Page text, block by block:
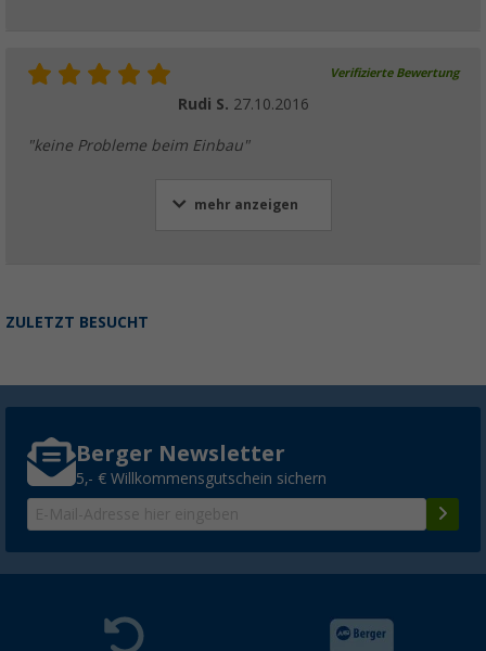
Verifizierte Bewertung
Rudi S. 27.10.2016
"keine Probleme beim Einbau"
mehr anzeigen
ZULETZT BESUCHT
Berger Newsletter
5,- € Willkommensgutschein sichern